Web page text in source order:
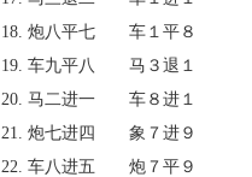
18. 炮八平七车１平８
19. 车九平八 马３退１
20. 马二进一车８进１
21. 炮七进四 象７进９
22. 车八进五 炮７平９